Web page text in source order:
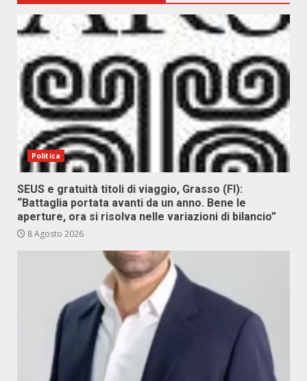
Politica
SEUS e gratuità titoli di viaggio, Grasso (FI):
“Battaglia portata avanti da un anno. Bene le
aperture, ora si risolva nelle variazioni di bilancio”
8 Agosto 2026